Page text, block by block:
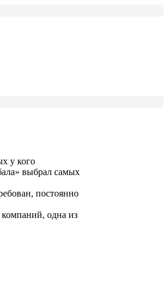
у кого
выбрал самых
постоянно
одна из